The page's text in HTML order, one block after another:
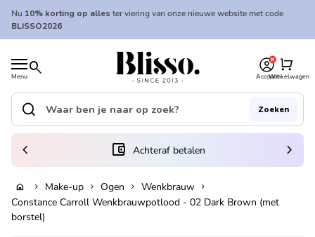
Uitverkocht
Overslaan naar inhoud
Nu 10% korting op alles ter viering van onze nieuwe website met code
BLISSO2026
Menu search
Home
AccountWinkelwagen
shopping_cart
Home
Zoek op"
search Zoeken
(link opent in nieuw tabblad/venster)
account_balance_wallet Achteraf betalen
chevron_left chevron_right
home chevron_right Make-up chevron_right Ogen chevron_right Wenkbrauw chevron_right
Constance Carroll Wenkbrauwpotlood - 02 Dark Brown (met
borstel)